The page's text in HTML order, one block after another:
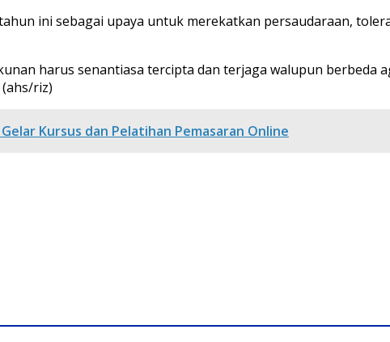
ini sebagai upaya untuk merekatkan persaudaraan,
harus senantiasa tercipta dan terjaga walupun berbeda
riz)
Kursus dan Pelatihan Pemasaran Online